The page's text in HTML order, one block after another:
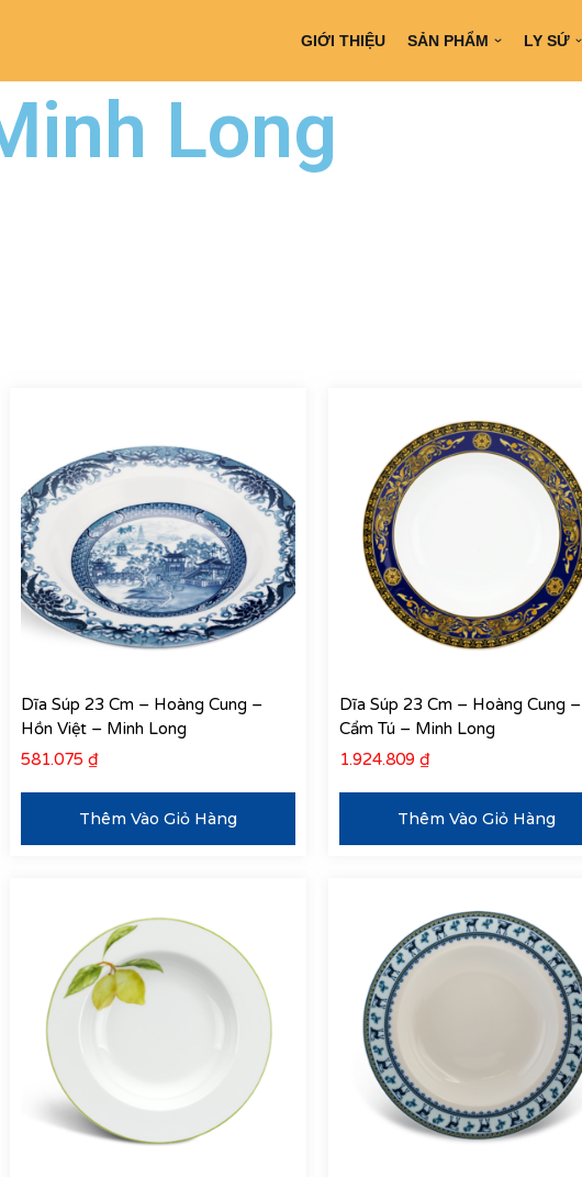
GIỚI THIỆU SẢN PHẨM LY SỨ
Long
Dĩa Súp 23 Cm – Hoàng Cung –
Hồn Việt – Minh Long
581.075 ₫
Thêm Vào Giỏ Hàng
Dĩa Súp 23 Cm – Hoàng Cung –
Cẩm Tú – Minh Long
1.924.809 ₫
Thêm Vào Giỏ Hàng